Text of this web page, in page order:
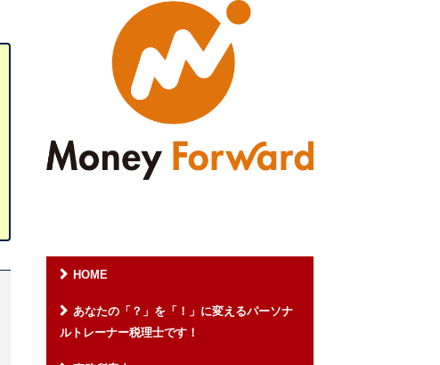
HOME
あなたの「？」を「！」に変えるパーソナ
ルトレーナー税理士です！